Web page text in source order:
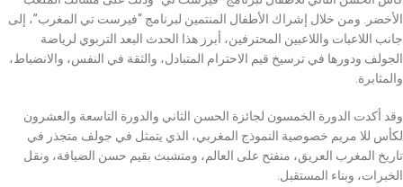
الأخضر. ومن خلال إشراك الأطفال المنتمين لبرنامج “فيرست تي المغرب”، إلى
جانب اللاعبات واللاعبين المحترفين، أبرز هذا الحدث البعد التربوي لرياضة
الجولف ودورها في ترسيخ قيم الاحترام المتبادل، والثقة في النفس، والانضباط،
والمثابرة.
وقد أكدت الدورة الخمسون لجائزة الحسن الثاني والدورة التاسعة والعشرون
لكأس للا مريم خصوصية النموذج المغربي، الذي يتمثل في جولف متجذر في
تاريخ المغرب العريق، منفتح على العالم، ومتشبث بقيم حسن الضيافة، ونقل
الخبرات، وبناء المستقبل.